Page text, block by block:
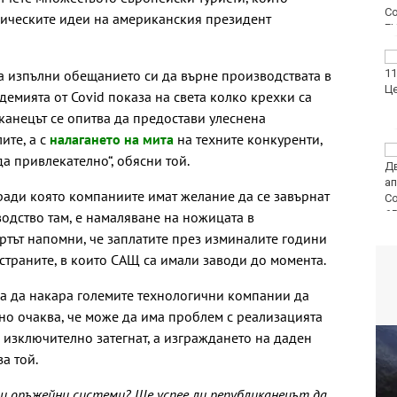
идеи на американския президент
обещанието си да върне производствата в
от Covid показа на света колко крехки са
се опитва да предостави улеснена
а с налагането на мита на техните конкуренти,
привлекателно“, обясни той.
която компаниите имат желание да се завърнат
там, е намаляване на ножицата в
напомни, че заплатите през изминалите години
в които САЩ са имали заводи до момента.
да накара големите технологични компании да
очаква, че може да има проблем с реализацията
затегнат, а изграждането на даден
той.
Атлетик (Провадия) за
Национална мрежа за
правосъдие след
случая с „ловци на педофили“